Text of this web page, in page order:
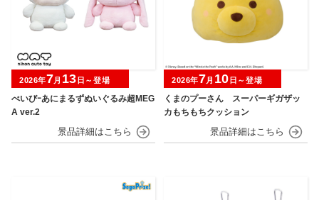
べいびｰあにまるずぬいぐるみ超MEG
A ver.2
2026年7月 13 日～登場
くまのプーさん スーパーギガザッ
カもちもちクッション
2026年7月 10 日～登場